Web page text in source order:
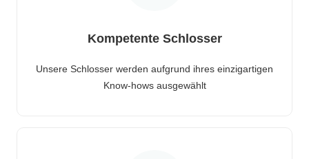
Kompetente Schlosser
Unsere Schlosser werden aufgrund ihres einzigartigen
Know-hows ausgewählt